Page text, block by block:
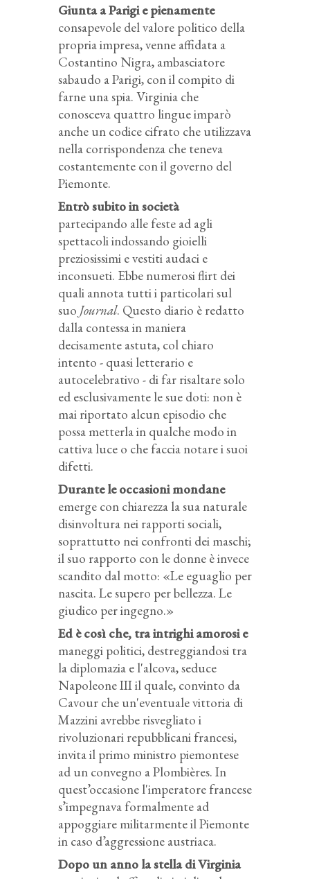
Giunta a Parigi e pienamente
consapevole del valore politico della
propria impresa, venne affidata a
Costantino Nigra, ambasciatore
sabaudo a Parigi, con il compito di
farne una spia. Virginia che
conosceva quattro lingue imparò
anche un codice cifrato che utilizzava
nella corrispondenza che teneva
costantemente con il governo del
Piemonte.
Entrò subito in società
partecipando alle feste ad agli
spettacoli indossando gioielli
preziosissimi e vestiti audaci e
inconsueti. Ebbe numerosi flirt dei
quali annota tutti i particolari sul
suo Journal. Questo diario è redatto
dalla contessa in maniera
decisamente astuta, col chiaro
intento - quasi letterario e
autocelebrativo - di far risaltare solo
ed esclusivamente le sue doti: non è
mai riportato alcun episodio che
possa metterla in qualche modo in
cattiva luce o che faccia notare i suoi
difetti.
Durante le occasioni mondane
emerge con chiarezza la sua naturale
disinvoltura nei rapporti sociali,
soprattutto nei confronti dei maschi;
il suo rapporto con le donne è invece
scandito dal motto: «Le eguaglio per
nascita. Le supero per bellezza. Le
giudico per ingegno.»
Ed è così che, tra intrighi amorosi e
maneggi politici, destreggiandosi tra
la diplomazia e l'alcova, seduce
Napoleone III il quale, convinto da
Cavour che un'eventuale vittoria di
Mazzini avrebbe risvegliato i
rivoluzionari repubblicani francesi,
invita il primo ministro piemontese
ad un convegno a Plombières. In
quest’occasione l'imperatore francese
s’impegnava formalmente ad
appoggiare militarmente il Piemonte
in caso d’aggressione austriaca.
Dopo un anno la stella di Virginia